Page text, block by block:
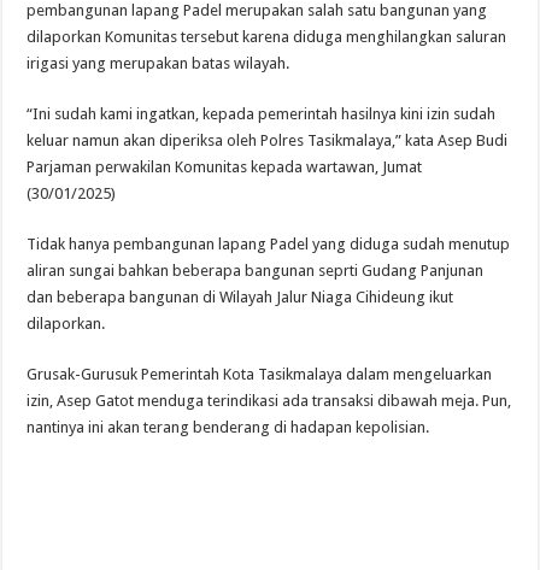
pembangunan lapang Padel merupakan salah satu bangunan yang
dilaporkan Komunitas tersebut karena diduga menghilangkan saluran
irigasi yang merupakan batas wilayah.
“Ini sudah kami ingatkan, kepada pemerintah hasilnya kini izin sudah
keluar namun akan diperiksa oleh Polres Tasikmalaya,” kata Asep Budi
Parjaman perwakilan Komunitas kepada wartawan, Jumat
(30/01/2025)
Tidak hanya pembangunan lapang Padel yang diduga sudah menutup
aliran sungai bahkan beberapa bangunan seprti Gudang Panjunan
dan beberapa bangunan di Wilayah Jalur Niaga Cihideung ikut
dilaporkan.
Grusak-Gurusuk Pemerintah Kota Tasikmalaya dalam mengeluarkan
izin, Asep Gatot menduga terindikasi ada transaksi dibawah meja. Pun,
nantinya ini akan terang benderang di hadapan kepolisian.